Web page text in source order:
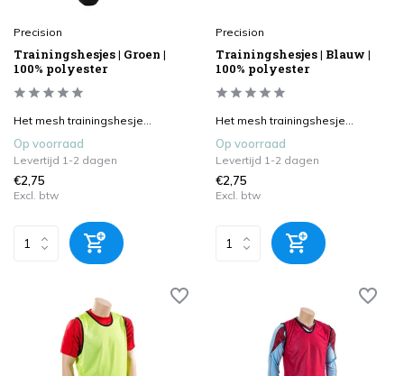
Precision
Trainingshesjes | Groen |
100% polyester
Het mesh trainingshesje...
Op voorraad
Levertijd 1-2 dagen
€2,75
Excl. btw
Precision
Trainingshesjes | Blauw |
100% polyester
Het mesh trainingshesje...
Op voorraad
Levertijd 1-2 dagen
€2,75
Excl. btw